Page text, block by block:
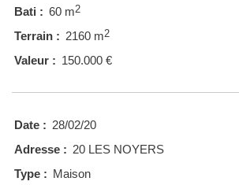
Bati : 60 m2
Terrain : 2160 m2
Valeur : 150.000 €
Date : 28/02/20
Adresse : 20 LES NOYERS
Type : Maison